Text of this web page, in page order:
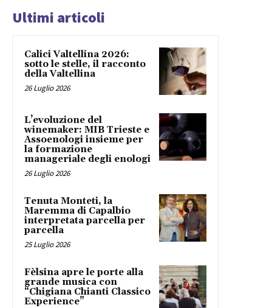
Ultimi articoli
Calici Valtellina 2026:
sotto le stelle, il racconto
della Valtellina
26 Luglio 2026
L’evoluzione del
winemaker: MIB Trieste e
Assoenologi insieme per
la formazione
manageriale degli enologi
26 Luglio 2026
Tenuta Monteti, la
Maremma di Capalbio
interpretata parcella per
parcella
25 Luglio 2026
Fèlsina apre le porte alla
grande musica con
“Chigiana Chianti Classico
Experience”